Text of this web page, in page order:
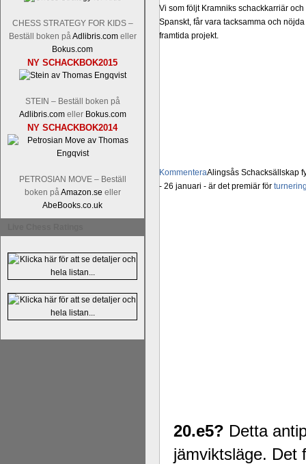
CHESS STRATEGY FOR KIDS –
Beställ boken påAdlibris.comeller
Bokus.com
NY SCHACKBOK2015
STEIN – Beställ boken på
Adlibris.comeller Bokus.com
NY SCHACKBOK2014
PETROSIAN MOVE – Beställ
boken påAmazon.se eller
AbeBooks.co.uk
Vi som följt Kramniks schackkarriär
Spanskt, får vara tacksamma och
framtida projekt.
KommenteraAlingsås Schacksällskap
- 26 januari - är det premiär för
20.e5? Detta
jämviktsläge. Det